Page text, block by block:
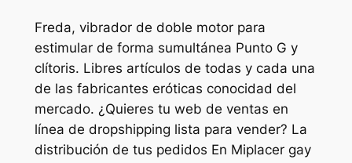
Freda, vibrador de doble motor para
estimular de forma sumultánea Punto G y
clítoris. Libres artículos de todas y cada una
de las fabricantes eróticas conocidad del
mercado. ¿Quieres tu web de ventas en
línea de dropshipping lista para vender? La
distribución de tus pedidos En Miplacer gay